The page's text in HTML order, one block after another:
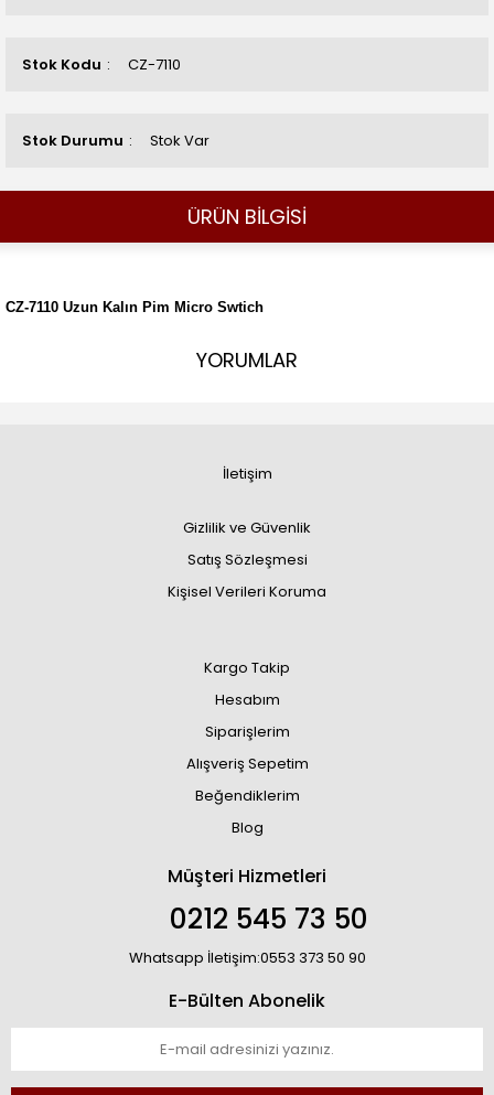
Stok Kodu CZ-7110
Stok Durumu Stok Var
ÜRÜN BİLGİSİ
CZ-7110 Uzun Kalın Pim Micro Swtich
YORUMLAR
İletişim
Gizlilik ve Güvenlik
Satış Sözleşmesi
Kişisel Verileri Koruma
Kargo Takip
Hesabım
Siparişlerim
Alışveriş Sepetim
Beğendiklerim
Blog
Müşteri Hizmetleri
0212 545 73 50
Whatsapp İletişim:0553 373 50 90
E-Bülten Abonelik